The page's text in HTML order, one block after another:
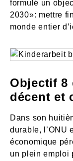
formulé un
2030»: mettre
monde entier
Objectif 8
décent et
Dans son
durable, l’ONU
économique
un plein emploi